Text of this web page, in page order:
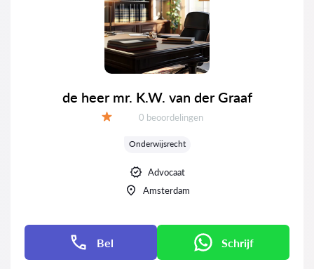
de heer mr. K.W. van der Graaf
Getuigenissen:
0 beoordelingen
Onderwijsrecht
Advocaat
Amsterdam
Bel Schrijf